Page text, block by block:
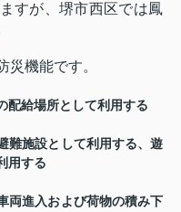
すが、堺市西区では鳳
災機能です。
配給場所として利用する
難施設として利用する、遊
用する
両進入および荷物の積み下